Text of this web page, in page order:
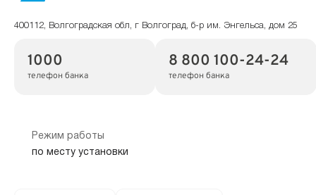
400112, Волгоградская обл, г Волгоград, б-р им. Энгельса, дом 25
1000
телефон банка
8 800 100-24-24
телефон банка
Режим работы
по месту установки